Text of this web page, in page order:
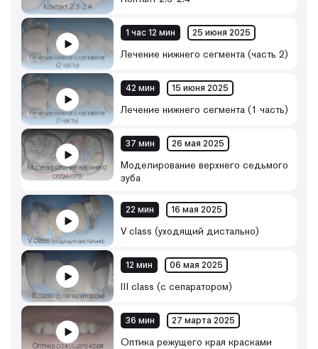
1 час 12 мин 25 июня 2025
Лечение нижнего сегмента (часть 2)
42 мин 15 июня 2025
Лечение нижнего сегмента (1 часть)
37 мин 26 мая 2025
Моделирование верхнего седьмого
зуба
22 мин 16 мая 2025
V class (уходящий дистально)
12 мин 06 мая 2025
III class (с сепаратором)
36 мин 27 марта 2025
Оптика режущего края красками